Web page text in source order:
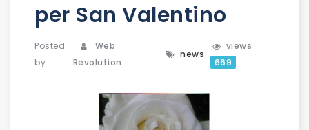
per San Valentino
Posted
by
Web
Revolution
news
views
669